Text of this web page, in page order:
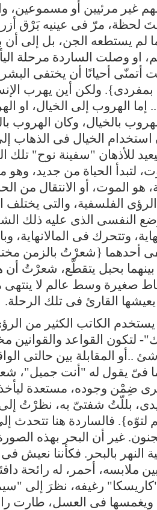
غير مرئيين أو مسموعين،
لحظة، مرّ فى عينيه بَرْق
ما لم يستطعه الجن، بل
او وصلت الساردة مرحلة
أتمنّى أحيانًا أن يختفى
ولكن أين يهرب
إما الهروب إلى الخيال، او
بالخيال، وكان الهروب
استخدام الخيال فى الذهاب
للأذهان "سفينة نوح"
لتبدأ الحياة من جديد، وهو
هو الموت، أو الانتقال من
الرؤى الفلسفية، والتى
النفسى الذى عليه ذلك
وتتحرك فى المالانهاية،
أحدهما {شعرْتُ بالزمن
بحبل يتقطّع، شعرْتُ أن
صغيرة وسط عالم لا
القارئ فى تلك الرحلة.
يستخدم الكاتب الكثير من
لتكون القواعد
المقابلة بين حالتى
يقول له "أنت جميل"،
ضِمْن وجوده، مستعدة
بللّتُ شفتىّ به، نظرْتُ
لتوّه}. فالساردة هنا تتحدث
غير أن البحر بهذه
النهر بالبحر. فكأننا نعيش
ملابسه، أحمر، له رائحة
"كاريسكا" رغيفه، نظرَ إلى
ويغمسها فى العسل، طارت